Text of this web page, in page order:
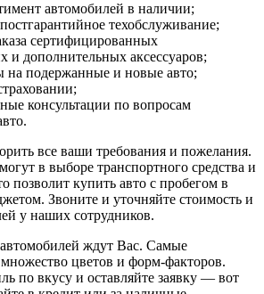
автомобилей в наличии;
техобслуживание;
сертифицированных
и дополнительных аксессуаров;
на подержанные и новые авто;
консультации по вопросам
все ваши требования и пожелания.
в выборе транспортного средства и
позволит купить авто с пробегом в
Звоните и уточняйте стоимость и
у наших сотрудников.
ждут Вас. Самые
цветов и форм-факторов.
по вкусу и оставляйте заявку — вот